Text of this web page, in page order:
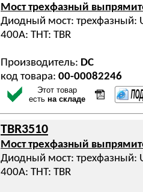
Мост трехфазный
Диодный мост: трехфазный:
400А: THT: TBR
Производитель: DC
код товара: 00-00082246
Этот товар
есть на складе
TBR3510
Мост трехфазный
Диодный мост: трехфазный:
400А: THT: TBR